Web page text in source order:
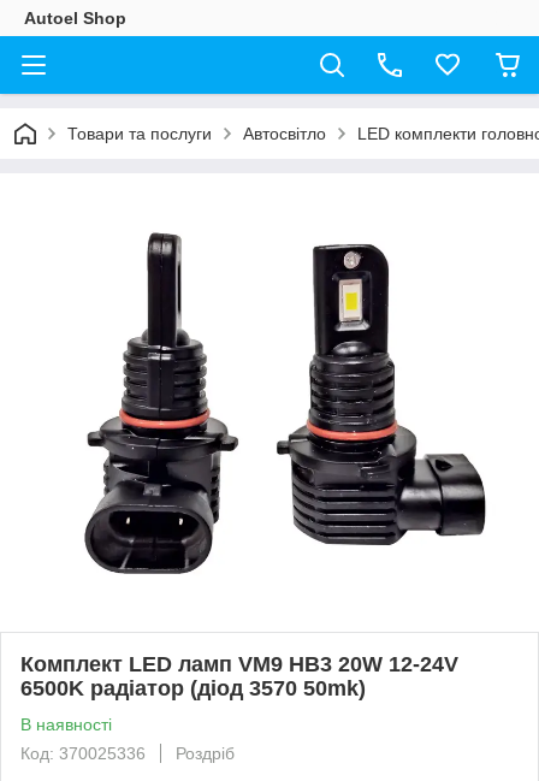
Autoel Shop
Товари та послуги Автосвітло LED комплекти
Комплект LED ламп VM9 НВ3 20W 12-24V
6500K радіатор (діод 3570 50mk)
В наявності
Код: 370025336
Роздріб